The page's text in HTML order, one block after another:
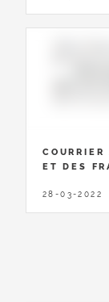
ET DES
28-03-2022